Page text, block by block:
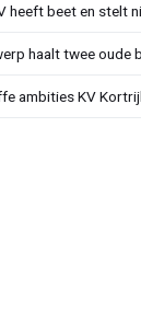
heeft beet en stelt
haalt twee oude
ambities KV